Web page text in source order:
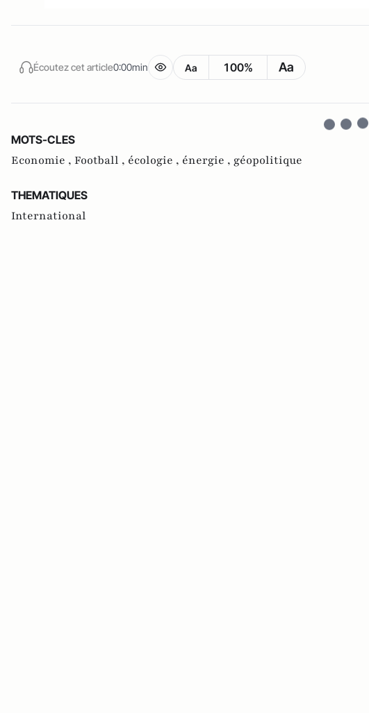
Écoutez cet article0:00min Aa 100% Aa
MOTS-CLES
Economie , Football , écologie , énergie , géopolitique
THEMATIQUES
International